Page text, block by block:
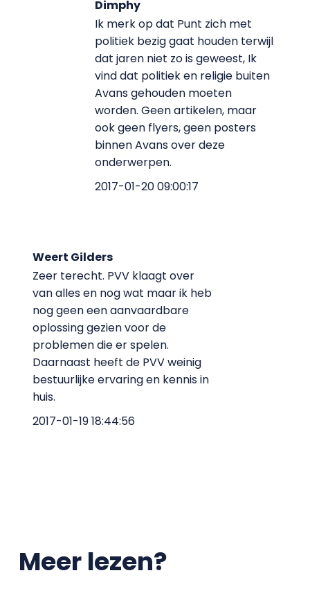
Dimphy
Ik merk op dat Punt zich met
politiek bezig gaat houden terwijl
dat jaren niet zo is geweest, Ik
vind dat politiek en religie buiten
Avans gehouden moeten
worden. Geen artikelen, maar
ook geen flyers, geen posters
binnen Avans over deze
onderwerpen.
2017-01-20 09:00:17
Weert Gilders
Zeer terecht. PVV klaagt over
van alles en nog wat maar ik heb
nog geen een aanvaardbare
oplossing gezien voor de
problemen die er spelen.
Daarnaast heeft de PVV weinig
bestuurlijke ervaring en kennis in
huis.
2017-01-19 18:44:56
Meer lezen?